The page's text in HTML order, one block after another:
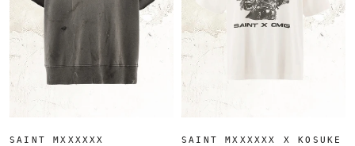
SAINT MXXXXXX
SAINT MXXXXXX X KOSUKE